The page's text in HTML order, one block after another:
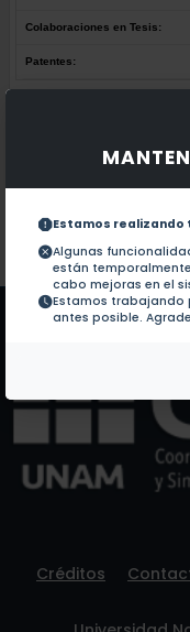
Estamos
Algunas
están
cabo mejoras en el
Estamos trabajando
antes posible.
Colaboraciones en Tesis:
Patentes:
No
Documentos en revistas: No
Patentes: No
Créditos